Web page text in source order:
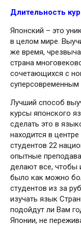
Длительность
Японский – это
в целом мире.
же время,
страна
сочетающихся с
Лучший способ
курсы японского
сделать это в
находится в
студентов 22
опытные
делают все, чтобы
было как можно
студентов из за
изучать язык
подойдут ли Вам
Японии, не